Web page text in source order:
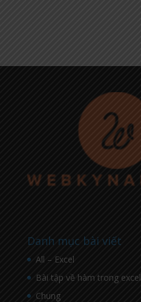
Danh mục bài viết
All – Excel
Bài tập về hàm trong excel
Chung